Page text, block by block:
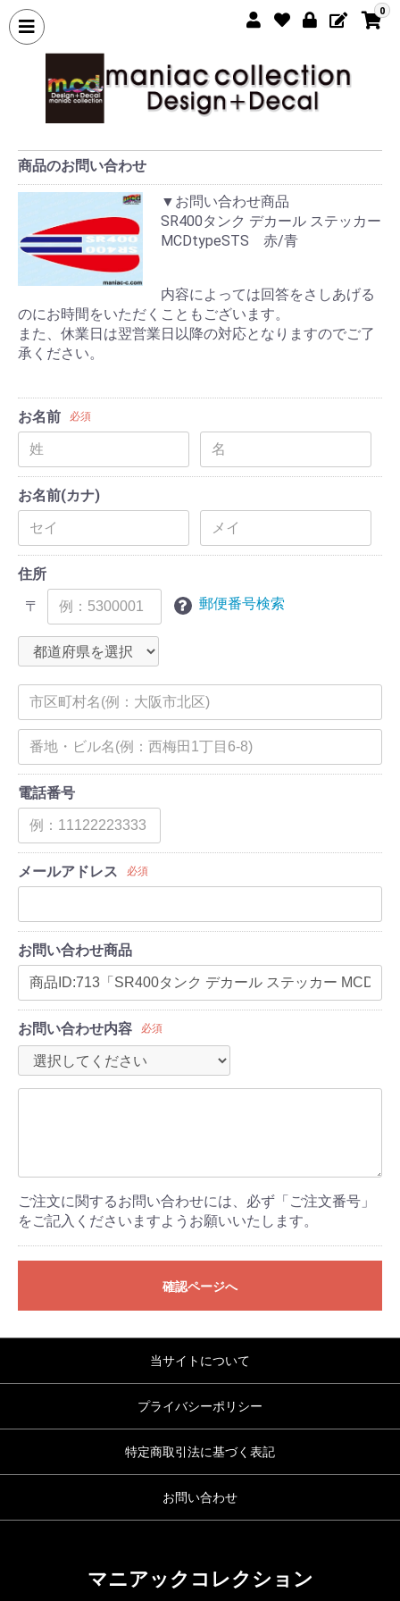
0
商品のお問い合わせ
▼お問い合わせ商品
SR400タンク デカール ステッカー
MCDtypeSTS 赤/青
内容によっては回答をさしあげる
のにお時間をいただくこともございます。
また、休業日は翌営業日以降の対応となりますのでご了
承ください。
お名前 必須
お名前(カナ)
住所
〒
郵便番号検索
電話番号
メールアドレス 必須
お問い合わせ商品
お問い合わせ内容 必須
ご注文に関するお問い合わせには、必ず「ご注文番号」
をご記入くださいますようお願いいたします。
確認ページへ
当サイトについて
プライバシーポリシー
特定商取引法に基づく表記
お問い合わせ
マニアックコレクション